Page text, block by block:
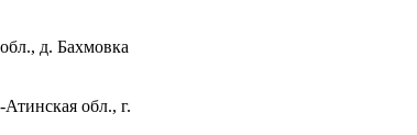
д. Бахмовка
обл., г.